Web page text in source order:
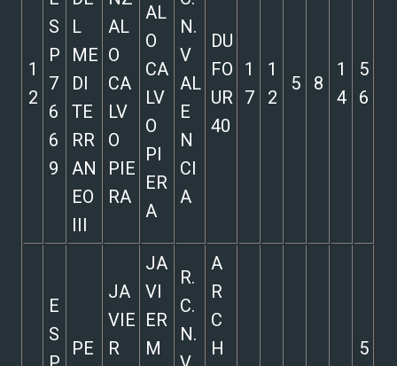
1
2
S
P
7
6
6
9
L
ME
DI
TE
RR
AN
EO
III
AL
O
CA
LV
O
PIE
RA
AL
O
CA
LV
O
PI
ER
A
N.
V
AL
E
N
CI
A
DU
FO
UR
40
1
7
1
2
5 8
1
4
5
6
E
S
PE
JA
VIE
R
JA
VI
ER
M
R.
C.
N.
A
R
C
H
5